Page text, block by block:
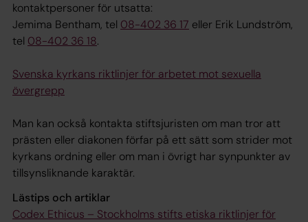
kontaktpersoner för utsatta:
Jemima Bentham, tel 08-402 36 17 eller Erik Lundström,
tel 08-402 36 18.
Svenska kyrkans riktlinjer för arbetet mot sexuella
övergrepp
Man kan också kontakta stiftsjuristen om man tror att
prästen eller diakonen förfar på ett sätt som strider mot
kyrkans ordning eller om man i övrigt har synpunkter av
tillsynsliknande karaktär.
Lästips och artiklar
Codex Ethicus – Stockholms stifts etiska riktlinjer för